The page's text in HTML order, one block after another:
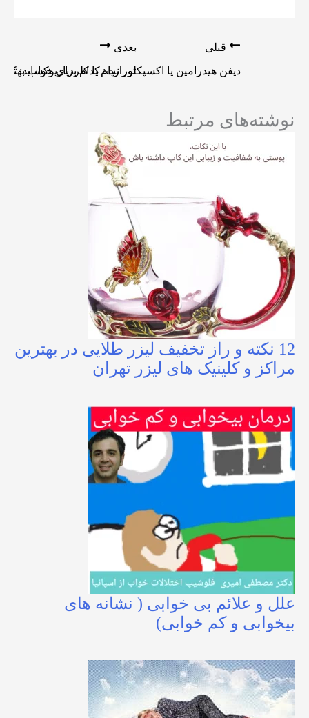
قبلی
دیفن هیدرامین یا اکسپکتورانت: کدام برای خواب
بعدی
لورازپام یا
نوشته‌های مرتبط
12 نکته و راز تخفیف لیزر طلایی در بهترین
مراکز و کلینیک های لیزر تهران
علل و علائم بی خوابی ( نشانه های
بیخوابی و کم خوابی)